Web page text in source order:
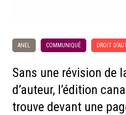
ANEL COMMUNIQUÉ DROIT
Sans une révision de
d’auteur, l’édition
trouve devant une